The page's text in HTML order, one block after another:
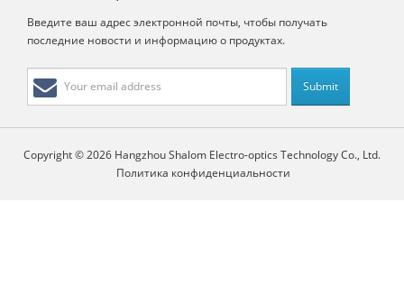
Введите ваш адрес электронной почты, чтобы получать
последние новости и информацию о продуктах.
Copyright © 2026 Hangzhou Shalom Electro-optics Technology Co., Ltd.
Политика конфиденциальности